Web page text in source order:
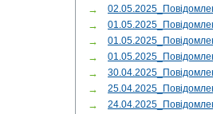
→
→
→
→
→
→
→